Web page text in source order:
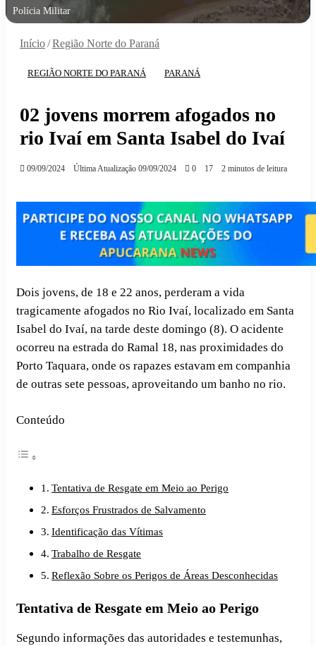
Polícia Militar
Início/Região Norte do Paraná
REGIÃO NORTE DO PARANÁ PARANÁ
02 jovens morrem afogados no
rio Ivaí em Santa Isabel do Ivaí
09/09/2024 Última Atualização 09/09/2024 0 17 2 minutos de leitura
Dois jovens, de 18 e 22 anos, perderam a vida
tragicamente afogados no Rio Ivaí, localizado em Santa
Isabel do Ivaí, na tarde deste domingo (8). O acidente
ocorreu na estrada do Ramal 18, nas proximidades do
Porto Taquara, onde os rapazes estavam em companhia
de outras sete pessoas, aproveitando um banho no rio.
Conteúdo
Tentativa de Resgate em Meio ao Perigo
Esforços Frustrados de Salvamento
Identificação das Vítimas
Trabalho de Resgate
Reflexão Sobre os Perigos de Áreas Desconhecidas
Tentativa de Resgate em Meio ao Perigo
Segundo informações das autoridades e testemunhas,